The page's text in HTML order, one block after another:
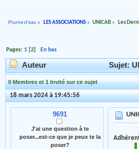
Plume d'eau » LES ASSOCIATIONS» UNICAB » Les
Pages: 1 [2] En bas
Auteur Sujet:
0 Membres et 1 Invité sur ce sujet
18 mars 2024 à 19:45:56
9691
J'ai une question à te
poser...est-ce que je peux te la
poser?